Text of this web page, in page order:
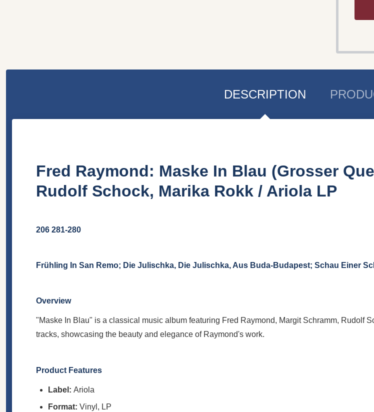
DESCRIPTION
Fred Raymond: Maske In Blau (Grosser
Rudolf Schock, Marika Rokk / Ariola LP
206 281-280
Frühling In San Remo; Die Julischka, Die Julischka, Aus Buda-Budapest; Schau Einer
Overview
"Maske In Blau" is a classical music album featuring Fred Raymond, Margit Schramm, Rudolf
tracks, showcasing the beauty and elegance of Raymond's work.
Product Features
Label: Ariola
Format: Vinyl, LP